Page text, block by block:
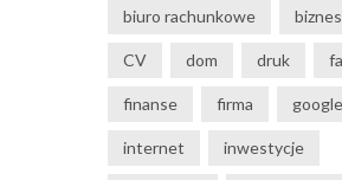
biuro rachunkowe biznes
CV dom druk
finanse firma google
internet inwestycje